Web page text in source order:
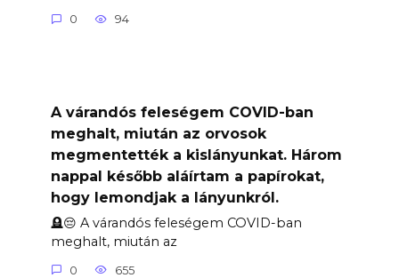
0 94
A várandós feleségem COVID-ban
meghalt, miután az orvosok
megmentették a kislányunkat. Három
nappal később aláírtam a papírokat,
hogy lemondjak a lányunkról.
🪦😔 A várandós feleségem COVID-ban
meghalt, miután az
0 655